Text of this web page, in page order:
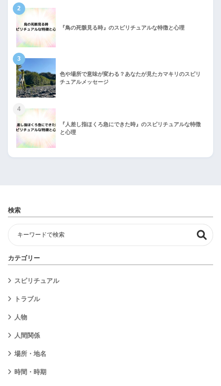
2
『鳥の死骸見る時』のスピリチュアルな特徴と心理
3
色や場所で意味が変わる？あなたが見たカマキリのスピリ
チュアルメッセージ
4
『人差し指ほくろ急にできた時』のスピリチュアルな特徴
と心理
検索
カテゴリー
スピリチュアル
トラブル
人物
人間関係
場所・地名
時間・時期